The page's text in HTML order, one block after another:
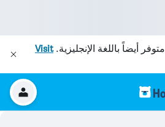
متوفر أيضاً باللغة الإنجليزية.Visit